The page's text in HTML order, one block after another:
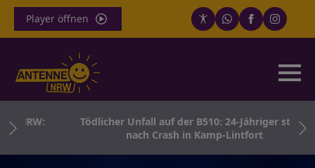
Player öffnen
Tödlicher Unfall auf der B510: 24-Jähriger stirbt
nach Crash in Kamp-Lintfort